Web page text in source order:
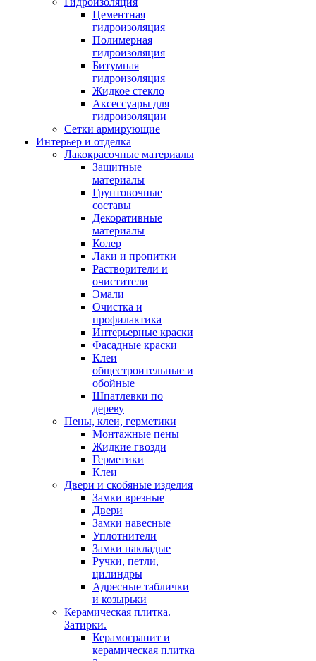
Цементная
гидроизоляция
Полимерная
гидроизоляция
Битумная
гидроизоляция
Жидкое стекло
Аксессуары для
гидроизоляции
Сетки армирующие
Интерьер и отделка
Лакокрасочные материалы
Защитные
материалы
Грунтовочные
составы
Декоративные
материалы
Колер
Лаки и пропитки
Растворители и
очистители
Эмали
Очистка и
профилактика
Интерьерные краски
Фасадные краски
Клеи
общестроительные и
обойные
Шпатлевки по
дереву
Пены, клеи, герметики
Монтажные пены
Жидкие гвозди
Герметики
Клеи
Двери и скобяные изделия
Замки врезные
Двери
Замки навесные
Уплотнители
Замки накладые
Ручки, петли,
цилиндры
Адресные таблички
и козырьки
Керамическая плитка.
Затирки.
Керамогранит и
керамическая плитка